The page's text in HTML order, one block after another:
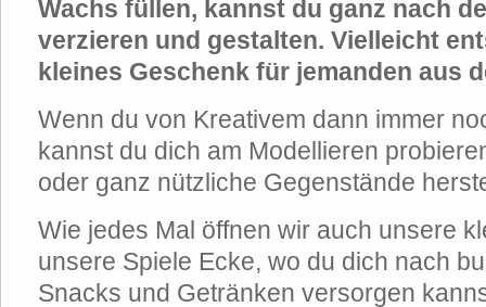
Wachs füllen, kannst du ganz nach
verzieren und gestalten. Vielleicht
kleines Geschenk für jemanden aus
Wenn du von Kreativem dann immer
kannst du dich am Modellieren
oder ganz nützliche Gegenstände
Wie jedes Mal öffnen wir auch unsere
unsere Spiele Ecke, wo du dich nach
Snacks und Getränken versorgen